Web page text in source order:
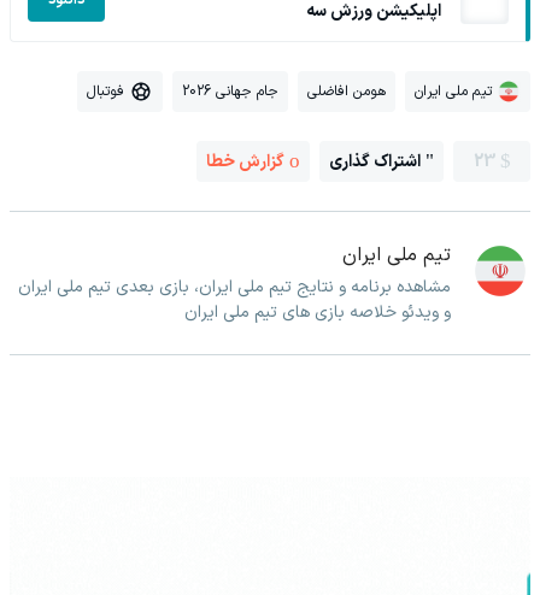
اپلیکیشن ورزش سه
تیم ملی ایران هومن افاضلی جام جهانی 2026 فوتبال
23 اشتراک گذاری گزارش خطا
تیم ملی ایران
مشاهده برنامه و نتایج تیم ملی ایران، بازی بعدی تیم ملی ایران
و ویدئو خلاصه بازی های تیم ملی ایران